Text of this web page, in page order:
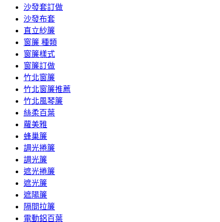
沙發套訂做
沙發布套
直立紗簾
窗簾 種類
窗簾樣式
窗簾訂做
竹北窗簾
竹北窗簾推薦
竹北風琴簾
絲柔百葉
蘿美雅
蜂巢簾
調光捲簾
調光簾
遮光捲簾
遮光簾
遮陽簾
隔間拉簾
電動鋁百葉